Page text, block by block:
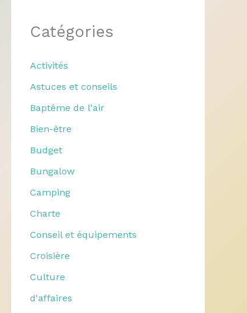
Catégories
Activités
Astuces et conseils
Baptême de l'air
Bien-être
Budget
Bungalow
Camping
Charte
Conseil et équipements
Croisière
Culture
d'affaires